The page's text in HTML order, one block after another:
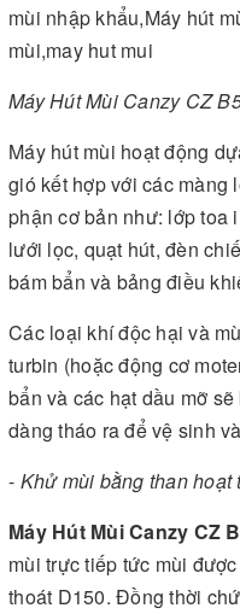
Máy Hút Mùi Canzy CZ
Máy hút mùi hoạt động
gió kết hợp với các màng
phận cơ bản như: lớp toa
lưới lọc, quạt hút, đèn
bám bẩn và bảng điều
Các loại khí độc hại và
turbin (hoặc động cơ
bẩn và các hạt dầu mỡ
dàng tháo ra để vệ sinh
- Khử mùi bằng than
Máy Hút Mùi Canzy CZ
mùi trực tiếp tức mùi
thoát D150. Đồng thời